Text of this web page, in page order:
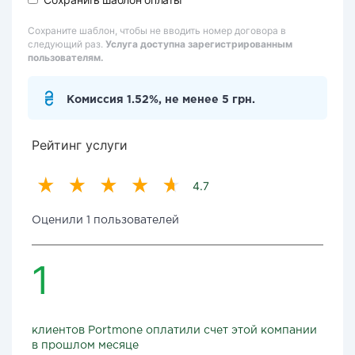
Сохраните шаблон, чтобы не вводить номер договора в
следующий раз. Услуга доступна зарегистрированным
пользователям.
Комиссия 1.52%, не менее 5 грн.
Рейтинг услуги
4.7
Оценили 1 пользователей
1
клиентов Portmone оплатили счет этой компании
в прошлом месяце